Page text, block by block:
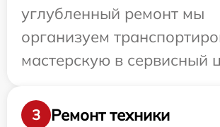
углубленный ремонт мы
организуем
мастерскую в сервисный
3
Ремонт техники